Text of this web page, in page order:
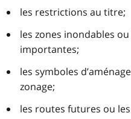
les restrictions au titre;
les zones inondables
importantes;
les symboles
zonage;
les routes futures ou